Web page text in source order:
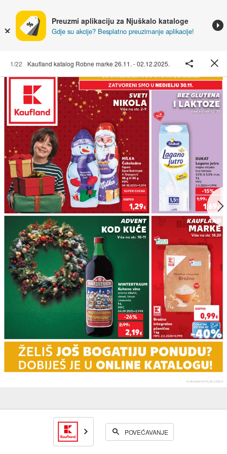
Preuzmi aplikaciju za Njuškalo kataloge
Gdje su akcije? Besplatno preuzimanje aplikacije!
1/22 Kaufland katalog Robne marke 26.11. - 02.12.2025.
POVEĆAVANJE